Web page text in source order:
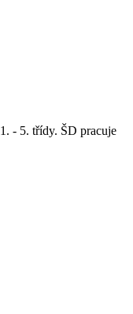
- 5. třídy. ŠD pracuje